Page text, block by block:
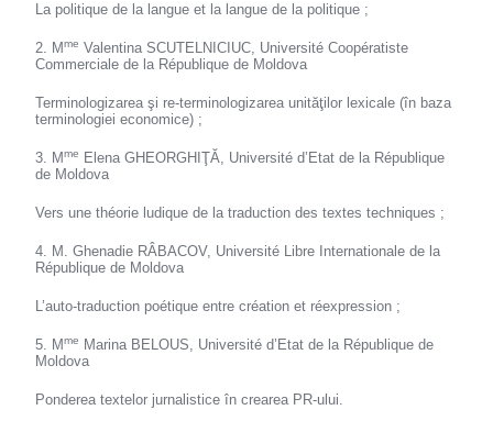
La politique de la langue et la langue de la politique ;
2. Mme Valentina SCUTELNICIUC, Université Coopératiste
Commerciale de la République de Moldova
Terminologizarea şi re-terminologizarea unităţilor lexicale (în baza
terminologiei economice) ;
3. Mme
Elena GHEORGHIŢĂ, Université d’Etat de la République
de Moldova
Vers une théorie ludique de la traduction des textes techniques ;
4. M. Ghenadie RÂBACOV, Université Libre Internationale de la
République de Moldova
L’auto-traduction poétique entre création et réexpression ;
5. Mme
Marina BELOUS, Université d’Etat de la République de
Moldova
Ponderea textelor jurnalistice în crearea PR-ului.